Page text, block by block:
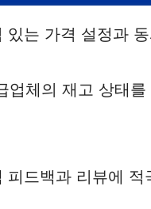
있는 가격 설정과
업체의 재고 상태
피드백과 리뷰에